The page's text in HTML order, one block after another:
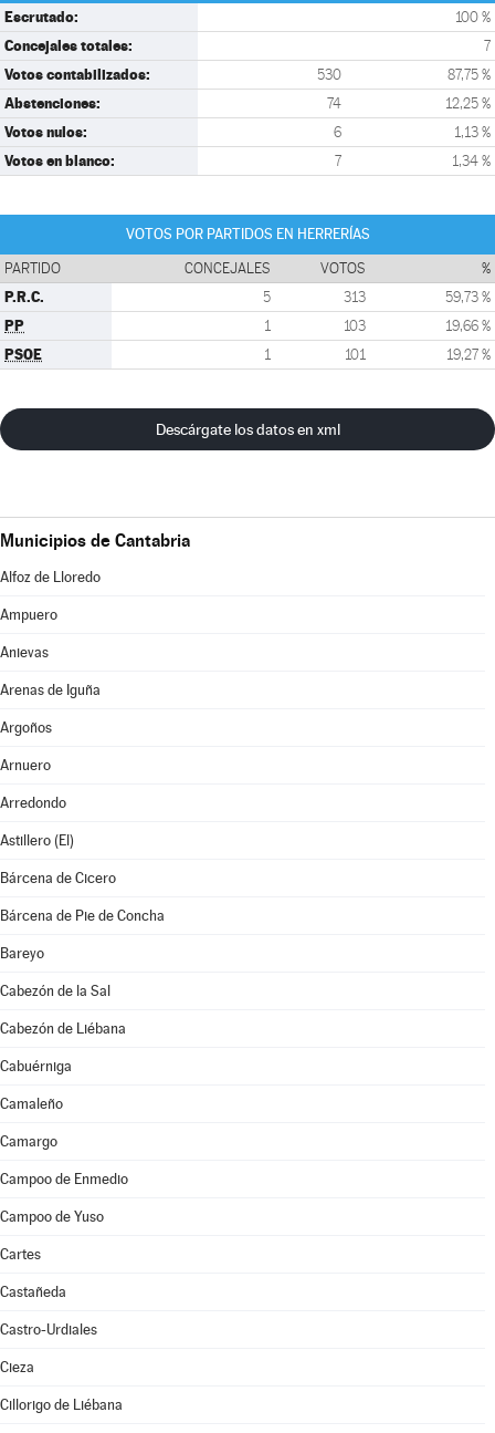
Escrutado: 100 %
Concejales totales: 7
Votos contabilizados: 530 87,75 %
Abstenciones: 74 12,25 %
Votos nulos: 6 1,13 %
Votos en blanco: 7 1,34 %
VOTOS POR PARTIDOS EN HERRERÍAS
PARTIDO CONCEJALES VOTOS %
P.R.C. 5 313 59,73 %
PP 1 103 19,66 %
PSOE 1 101 19,27 %
Descárgate los datos en xml
Municipios de Cantabria
Alfoz de Lloredo
Ampuero
Anievas
Arenas de Iguña
Argoños
Arnuero
Arredondo
Astillero (El)
Bárcena de Cicero
Bárcena de Pie de Concha
Bareyo
Cabezón de la Sal
Cabezón de Liébana
Cabuérniga
Camaleño
Camargo
Campoo de Enmedio
Campoo de Yuso
Cartes
Castañeda
Castro-Urdiales
Cieza
Cillorigo de Liébana